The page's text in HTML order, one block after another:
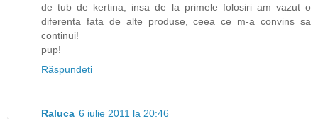
de tub de kertina, insa de la primele folosiri am vazut o
diferenta fata de alte produse, ceea ce m-a convins sa
continui!
pup!
Răspundeți
Raluca 6 iulie 2011 la 20:46